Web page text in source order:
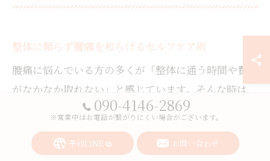
整体に頼らず腰痛を和らげるセルフケア術
腰痛に悩んでいる方の多くが「整体に通う時間や費用
がなかなか取れない」と感じています。そんな時は、
自宅で簡単にできるセルフケアを取り入れることが重
要です。私自身も腰痛を経験し、夜寝るときにバスタ
オルを丸めて腰の下にあてて眠ることで、朝の痛みが
090-4146-2869
※営業中はお電話が繋がりにくい場合がございます。
予約LINE お問い合わせ